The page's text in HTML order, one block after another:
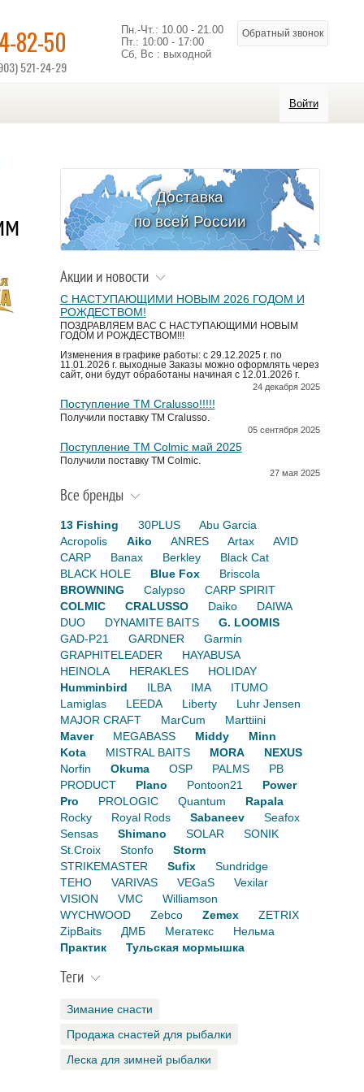
82-50
521-24-29
Пн.-Чт.: 10.00 - 21.00
Пт.: 10:00 - 17:00
Сб, Вс : выходной
Обратный звонок
Войти
Доставка
по всей России
Акции и новости
С НАСТУПАЮЩИМИ НОВЫМ 2026 ГОДОМ И
РОЖДЕСТВОМ!
ПОЗДРАВЛЯЕМ ВАС С НАСТУПАЮЩИМИ НОВЫМ
ГОДОМ И РОЖДЕСТВОМ!!!
Изменения в графике работы: с 29.12.2025 г. по
11.01.2026 г. выходные Заказы можно оформлять через
сайт, они будут обработаны начиная с 12.01.2026 г.
24 декабря 2025
Поступление TM Cralusso!!!!!
Получили поставку ТМ Cralusso.
05 сентября 2025
Поступление TM Colmic май 2025
Получили поставку ТМ Colmic.
27 мая 2025
Все бренды
13 Fishing 30PLUS
Abu Garcia
Acropolis
Aiko ANRES Artax
AVID
CARP
Banax Berkley
Black Cat
BLACK HOLE
Blue Fox
Briscola
BROWNING
Calypso
CARP SPIRIT
COLMIC
CRALUSSO Daiko
DAIWA
DUO
DYNAMITE BAITS
G. LOOMIS
GAD-P21
GARDNER
Garmin
GRAPHITELEADER
HAYABUSA
HEINOLA
HERAKLES
HOLIDAY
Humminbird
ILBA IMA
ITUMO
Lamiglas
LEEDA Liberty
Luhr Jensen
MAJOR CRAFT
MarCum
Marttiini
Maver
MEGABASS Middy
Minn
Kota
MISTRAL BAITS MORA
NEXUS
Norfin
Okuma OSP PALMS
PB
PRODUCT
Plano Pontoon21
Power
Pro
PROLOGIC Quantum
Rapala
Rocky
Royal Rods Sabaneev
Seafox
Sensas
Shimano SOLAR
SONIK
St.Croix
Stonfo
Storm
STRIKEMASTER
Sufix
Sundridge
TEHO
VARIVAS VEGaS
Vexilar
VISION
VMC
Williamson
WYCHWOOD
Zebco Zemex
ZETRIX
ZipBaits
ДМБ Мегатекс
Нельма
Практик
Тульская мормышка
Теги
Зимание снасти
Продажа снастей для рыбалки
Леска для зимней рыбалки